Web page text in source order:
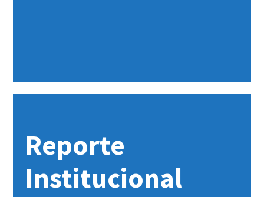
Reporte
Institucional